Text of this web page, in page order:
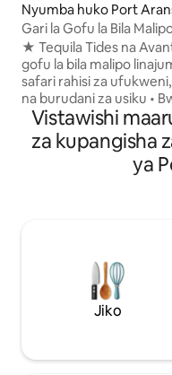
Nyumba huko Port
Gari la Gofu la Bila
Kujitegemea | Dakika 5
★ Tequila Tides na
gofu la bila malipo
safari rahisi za
na burudani za usiku •
kujitegemea lenye
pamoja na baa ya
runinga na sehemu ya
• Eneo la kula chakula
kulala vyenye malazi
kubadilika, ikiwemo
vya king na chumba cha
Central Port Aransas,
Vistawishi
za kupangisha
ya
Jiko